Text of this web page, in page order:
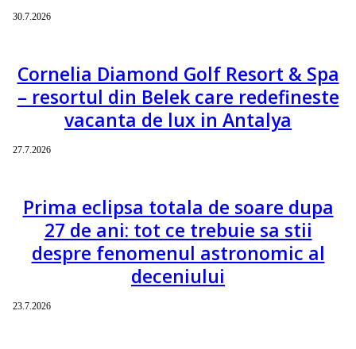
30.7.2026
Cornelia Diamond Golf Resort & Spa
– resortul din Belek care redefineste
vacanta de lux in Antalya
27.7.2026
Prima eclipsa totala de soare dupa
27 de ani: tot ce trebuie sa stii
despre fenomenul astronomic al
deceniului
23.7.2026